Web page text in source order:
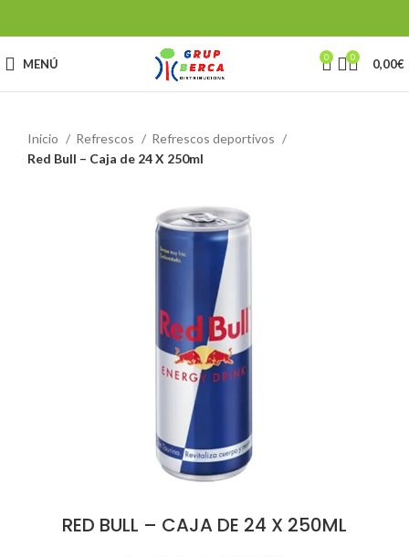
MENÚ 0 0 0,00€
Inicio Refrescos
Refrescos deportivos
Red Bull – Caja de 24 X 250ml
RED BULL – CAJA DE 24 X 250ML